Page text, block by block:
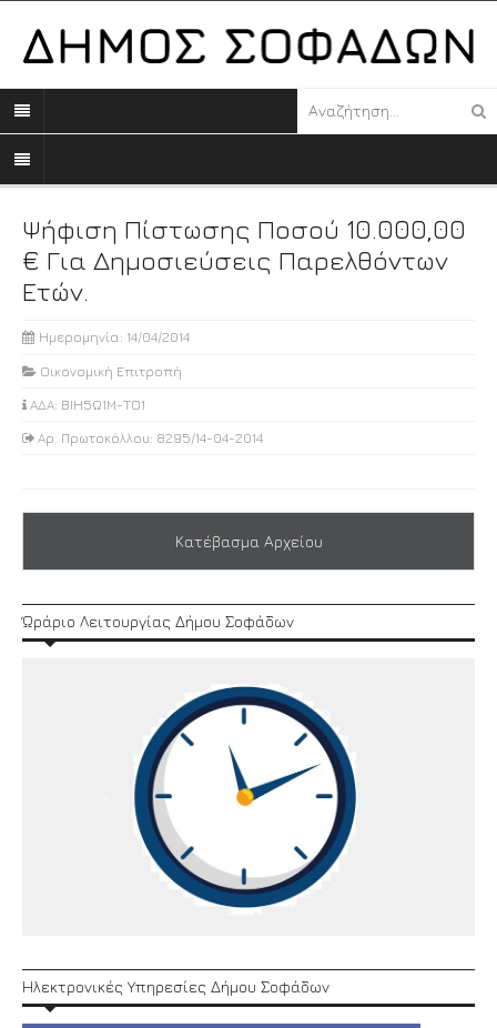
Ψήφιση Πίστωσης Ποσού 10.000,00
€ Για Δημοσιεύσεις Παρελθόντων
Ετών.
Ημερομηνία: 14/04/2014
Οικονομική Επιτροπή
ΑΔΑ: ΒΙΗ5Ω1Μ-ΤΟ1
Αρ. Πρωτοκόλλου: 8295/14-04-2014
Κατέβασμα Αρχείου
Ώράριο Λειτουργίας Δήμου Σοφάδων
Ηλεκτρονικές Υπηρεσίες Δήμου Σοφάδων